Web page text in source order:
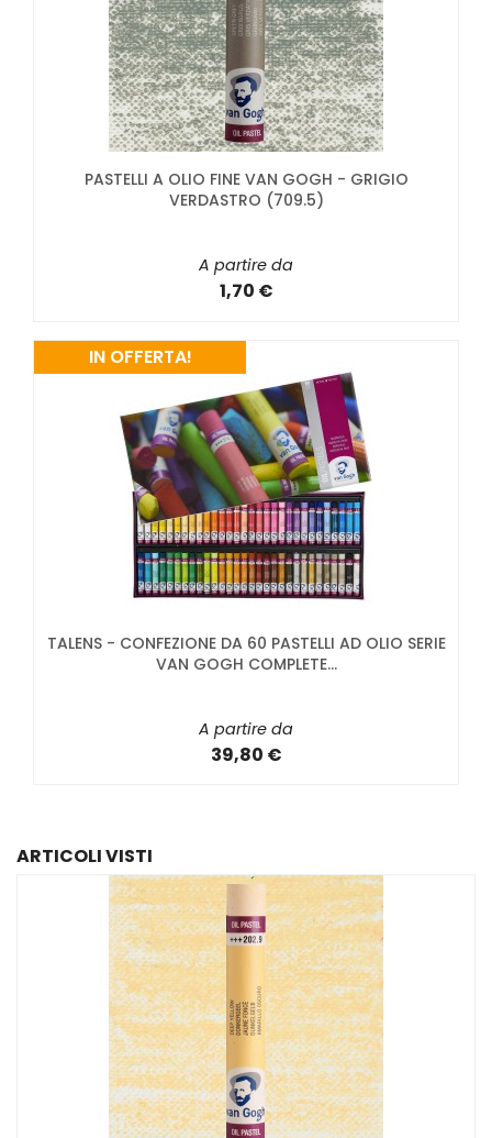
PASTELLI A OLIO FINE VAN GOGH - GRIGIO
VERDASTRO (709.5)
A partire da
1,70 €
TALENS - CONFEZIONE DA 60 PASTELLI AD OLIO SERIE
VAN GOGH COMPLETE...
A partire da
39,80 €
IN OFFERTA!
ARTICOLI VISTI